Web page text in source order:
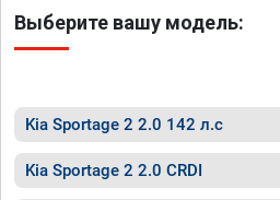
Выберите вашу модель:
Kia Sportage 2 2.0 142 л.с
Kia Sportage 2 2.0 CRDI